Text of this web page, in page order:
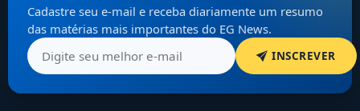
Cadastre seu e-mail e receba diariamente um resumo
das matérias mais importantes do EG News.
INSCREVER